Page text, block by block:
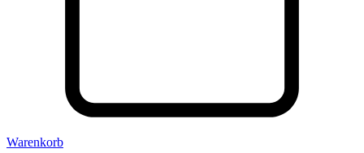
Warenkorb